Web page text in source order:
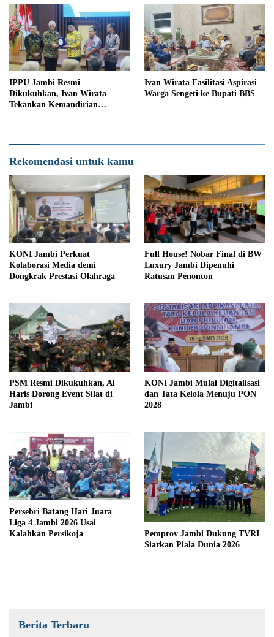
IPPU Jambi Resmi
Dikukuhkan, Ivan Wirata
Tekankan Kemandirian
Ivan Wirata Fasilitasi Aspirasi
Warga Sengeti ke Bupati BBS
Rekomendasi untuk kamu
KONI Jambi Perkuat
Kolaborasi Media demi
Dongkrak Prestasi Olahraga
Full House! Nobar Final di BW
Luxury Jambi Dipenuhi
Ratusan Penonton
PSM Resmi Dikukuhkan, Al
Haris Dorong Event Silat di
Jambi
KONI Jambi Mulai Digitalisasi
dan Tata Kelola Menuju PON
2028
Persebri Batang Hari Juara
Liga 4 Jambi 2026 Usai
Kalahkan Persikoja
Pemprov Jambi Dukung TVRI
Siarkan Piala Dunia 2026
Berita Terbaru